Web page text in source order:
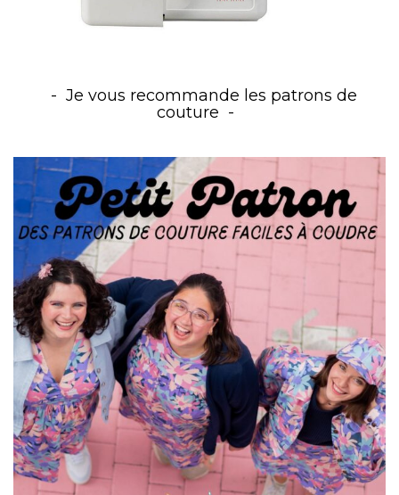
Je vous recommande les patrons de
couture